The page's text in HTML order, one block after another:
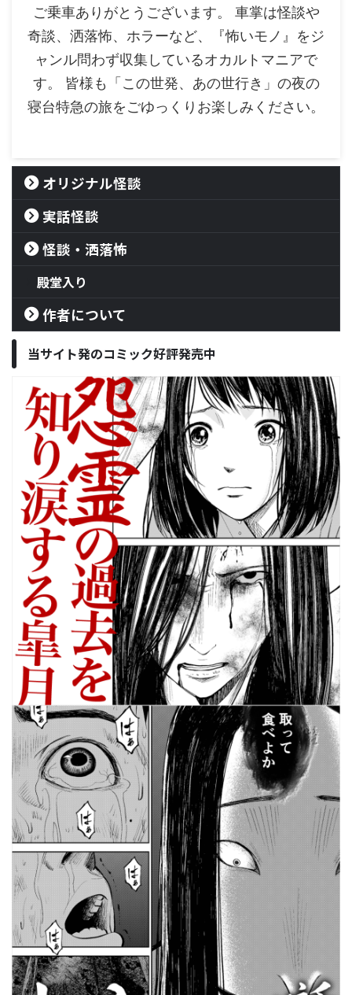
ご乗車ありがとうございます。 車掌は怪談や
奇談、洒落怖、ホラーなど、『怖いモノ』をジ
ャンル問わず収集しているオカルトマニアで
す。 皆様も「この世発、あの世行き」の夜の
寝台特急の旅をごゆっくりお楽しみください。
オリジナル怪談
実話怪談
怪談・洒落怖
殿堂入り
作者について
当サイト発のコミック好評発売中